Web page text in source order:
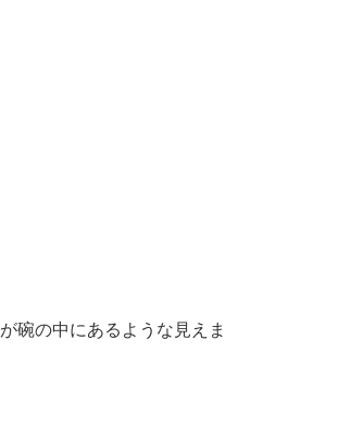
碗の中にあるような見えま